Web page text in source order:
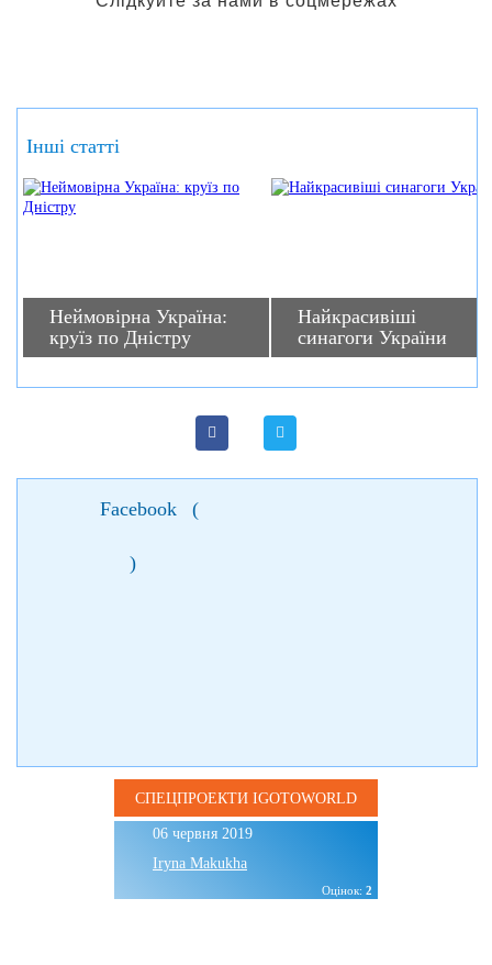
Інші статті
Неймовірна Україна:
круїз по Дністру
Найкрасивіші
синагоги України
Facebook (
)
СПЕЦПРОЕКТИ IGOTOWORLD
06 червня 2019
Iryna Makukha
Оцінок: 2